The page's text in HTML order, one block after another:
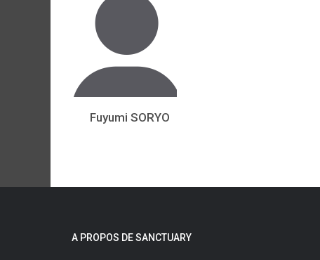
Fuyumi SORYO
A PROPOS DE SANCTUARY